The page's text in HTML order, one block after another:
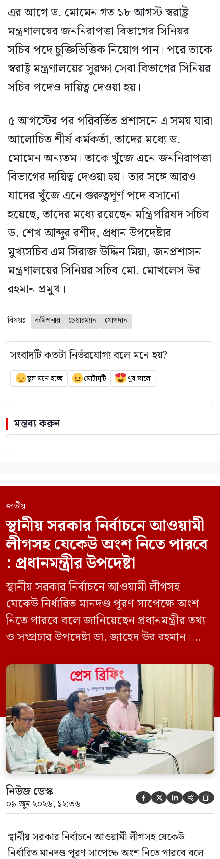
এর আগে ড. মোমেন গত ১৮ আগস্ট স্বরাষ্ট্র
মন্ত্রণালয়ের জননিরাপত্তা বিভাগের সিনিয়র
সচিব পদে চুক্তিভিত্তিক নিয়োগ পান। পরে তাকে
স্বরাষ্ট্র মন্ত্রণালয়ের সুরক্ষা সেবা বিভাগের সিনিয়র
সচিব পদেও দায়িত্ব দেওয়া হয়।
৫ আগস্টের পর পরিবর্তিত প্রশাসনে এ সময় যারা
আলোচিত শীর্ষ কর্মকর্তা, তাদের মধ্যে ড.
মোমেন অন্যতম। তাকে খুঁজে এনে জননিরাপত্তা
বিভাগের দায়িত্ব দেওয়া হয়। তার সঙ্গে আরও
যাদের খুঁজে এনে গুরুত্বপূর্ণ পদে বসানো
হয়েছে, তাদের মধ্যে রয়েছেন মন্ত্রিপরিষদ সচিব
ড. শেখ আব্দুর রশীদ, প্রধান উপদেষ্টার
মুখ্যসচিব এম সিরাজ উদ্দিন মিয়া, জনপ্রশাসন
মন্ত্রণালয়ের সিনিয়র সচিব মো. মোখলেস উর
রহমান প্রমুখ।
বিষয়ঃ কমিশনার চেয়ারম্যান যোগদান
সংবাদটি কতটা নির্ভরযোগ্য বলে মনে হয়?
ভুল মনে হচ্ছে মোটামুটি খুব ভালো
মন্তব্য করুন
জাতীয়
স্থানীয় সরকার নির্বাচনে আওয়ামী
লীগসহ যেকেউ অংশ নিতে পারবে
: প্রধানমন্ত্রীর উপদেষ্টা
স্থানীয় সরকার নির্বাচনে আওয়ামী লীগসহ
যেকেউ নির্ধারিত মানদণ্ড পূরণ সাপেক্ষে অংশ
নিতে পারবে বলে জানিয়েছেন প্রধানমন্ত্রীর তথ্য
ও সম্প্রচার উপদেষ্টা ডা. জাহেদ উর রহমান।
সম্মেলন কক্ষে এক প্রেস ব্রিফিংয়ে সাংবাদিকদের
এক প্রশ্নের জবাবে তিনি এ কথা বলেন।
নিউজ ডেস্ক
০৯ জুন ২০২৬, ১২:৩৬     
স্থানীয় সরকার নির্বাচনে আওয়ামী লীগসহ যেকেউ
নির্ধারিত মানদণ্ড পূরণ সাপেক্ষে অংশ নিতে পারবে বলে